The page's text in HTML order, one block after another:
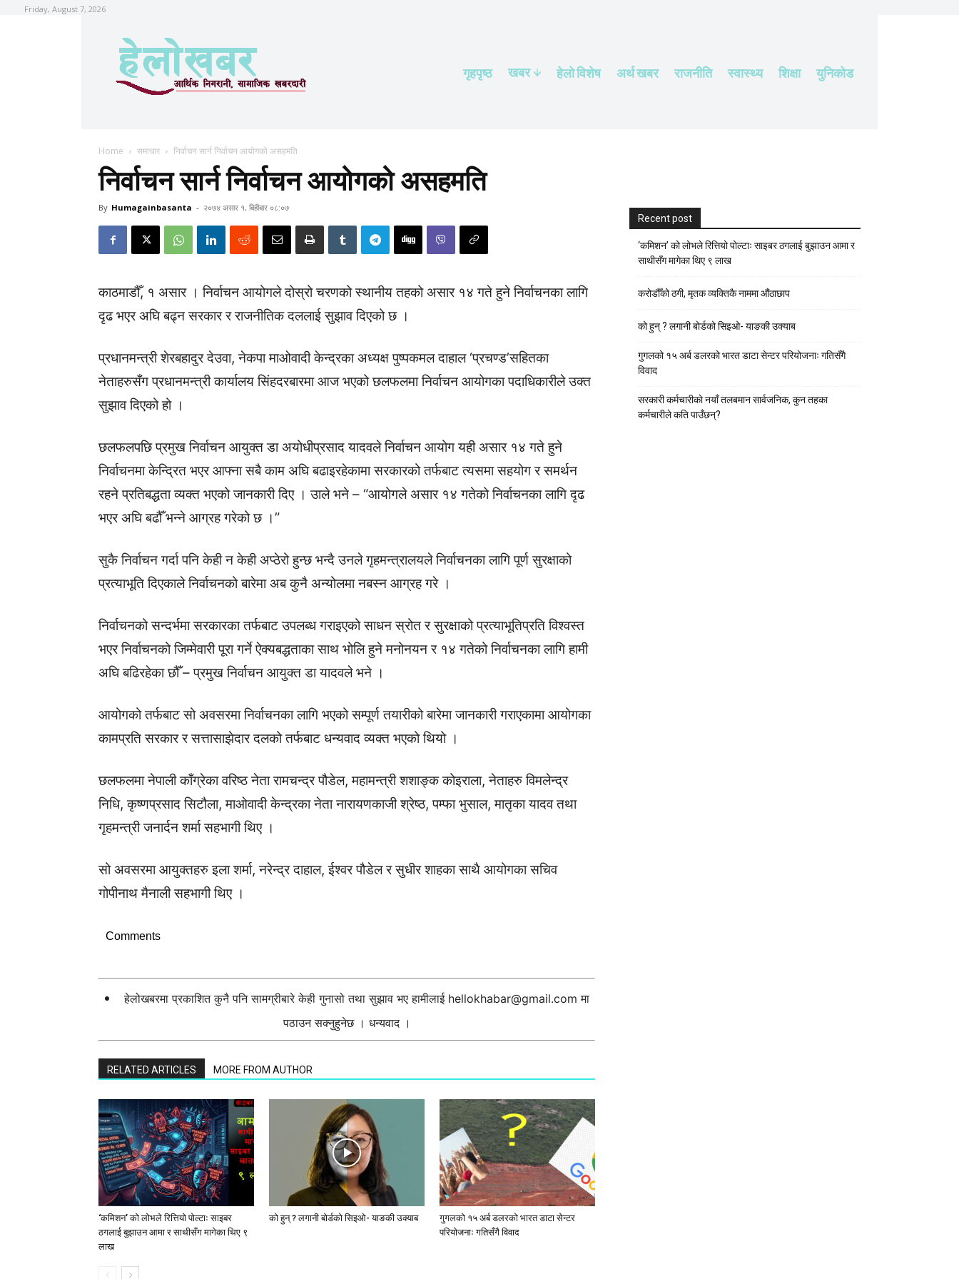
Friday, August 7, 2026
गृहपृष्ठ खबर हेलाे विशेष अर्थ खबर राजनीति स्वास्थ्य शिक्षा युनिकोड
Home समाचार निर्वाचन सार्न निर्वाचन आयोगको असहमति
निर्वाचन सार्न निर्वाचन आयोगको असहमति
By Humagainbasanta - २०७४ असार १, बिहीबार ०८:०७
काठमाडौँ, १ असार । निर्वाचन आयोगले दोस्रो चरणको स्थानीय तहको असार १४ गते हुने निर्वाचनका लागि
दृढ भएर अघि बढ्न सरकार र राजनीतिक दललाई सुझाव दिएको छ ।
प्रधानमन्त्री शेरबहादुर देउवा, नेकपा माओवादी केन्द्रका अध्यक्ष पुष्पकमल दाहाल ‘प्रचण्ड’सहितका
नेताहरुसँग प्रधानमन्त्री कार्यालय सिंहदरबारमा आज भएको छलफलमा निर्वाचन आयोगका पदाधिकारीले उक्त
सुझाव दिएको हो ।
छलफलपछि प्रमुख निर्वाचन आयुक्त डा अयोधीप्रसाद यादवले निर्वाचन आयोग यही असार १४ गते हुने
निर्वाचनमा केन्द्रित भएर आफ्ना सबै काम अघि बढाइरहेकामा सरकारको तर्फबाट त्यसमा सहयोग र समर्थन
रहने प्रतिबद्धता व्यक्त भएको जानकारी दिए । उाले भने – “आयोगले असार १४ गतेको निर्वाचनका लागि दृढ
भएर अघि बढौँ भन्ने आग्रह गरेको छ ।”
सुकै निर्वाचन गर्दा पनि केही न केही अप्ठेरो हुन्छ भन्दै उनले गृहमन्त्रालयले निर्वाचनका लागि पूर्ण सुरक्षाको
प्रत्याभूति दिएकाले निर्वाचनको बारेमा अब कुनै अन्योलमा नबस्न आग्रह गरे ।
निर्वाचनको सन्दर्भमा सरकारका तर्फबाट उपलब्ध गराइएको साधन स्रोत र सुरक्षाको प्रत्याभूतिप्रति विश्वस्त
भएर निर्वाचनको जिम्मेवारी पूरा गर्ने ऐक्यबद्धताका साथ भोलि हुने मनोनयन र १४ गतेको निर्वाचनका लागि हामी
अघि बढिरहेका छौँ – प्रमुख निर्वाचन आयुक्त डा यादवले भने ।
आयोगको तर्फबाट सो अवसरमा निर्वाचनका लागि भएको सम्पूर्ण तयारीको बारेमा जानकारी गराएकामा आयोगका
कामप्रति सरकार र सत्तासाझेदार दलको तर्फबाट धन्यवाद व्यक्त भएको थियो ।
छलफलमा नेपाली काँग्रेका वरिष्ठ नेता रामचन्द्र पौडेल, महामन्त्री शशाङ्क कोइराला, नेताहरु विमलेन्द्र
निधि, कृष्णप्रसाद सिटौला, माओवादी केन्द्रका नेता नारायणकाजी श्रेष्ठ, पम्फा भुसाल, मातृका यादव तथा
गृहमन्त्री जनार्दन शर्मा सहभागी थिए ।
सो अवसरमा आयुक्तहरु इला शर्मा, नरेन्द्र दाहाल, ईश्वर पौडेल र सुधीर शाहका साथै आयोगका सचिव
गोपीनाथ मैनाली सहभागी थिए ।
Comments
हेलोखबरमा प्रकाशित कुनै पनि सामग्रीबारे केही गुनासो तथा सुझाव भए हामीलाई hellokhabar@gmail.com मा
पठाउन सक्नुहुनेछ । धन्यवाद ।
RELATED ARTICLES MORE FROM AUTHOR
‘कमिशन’ को लोभले रित्तियो पोल्टाः साइबर
ठगलाई बुझाउन आमा र साथीसँग मागेका थिए ९
लाख
को हुन् ? लगानी बोर्डको सिइओ- याङकी उक्याब
गुगलको १५ अर्ब डलरको भारत डाटा सेन्टर
परियोजनाः गतिसँगै विवाद
Recent post
‘कमिशन’ को लोभले रित्तियो पोल्टाः साइबर ठगलाई बुझाउन आमा र
साथीसँग मागेका थिए ९ लाख
करोडौँको ठगी, मृतक व्यक्तिकै नाममा औंठाछाप
को हुन् ? लगानी बोर्डको सिइओ- याङकी उक्याब
गुगलको १५ अर्ब डलरको भारत डाटा सेन्टर परियोजनाः गतिसँगै
विवाद
सरकारी कर्मचारीकाे नयाँ तलबमान सार्वजनिक, कुन तहका
कर्मचारीले कति पाउँछन्?